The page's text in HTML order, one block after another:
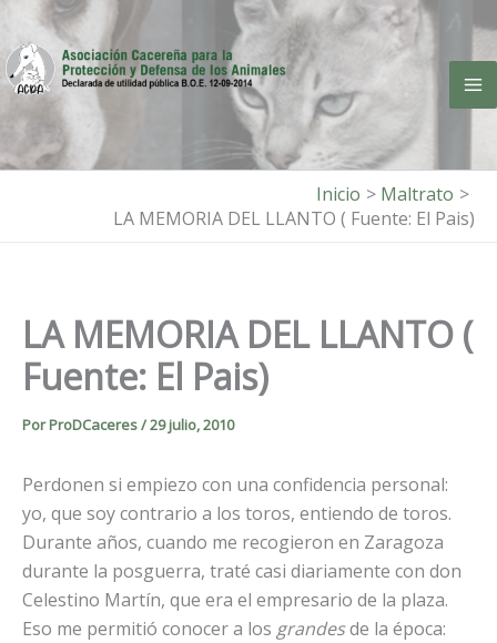
contenido
Inicio
Maltrato
LA MEMORIA DEL LLANTO ( Fuente: El Pais)
LA MEMORIA DEL LLANTO (
Fuente: El Pais)
PorProDCaceres/29 julio, 2010
Perdonen si empiezo con una confidencia personal:
yo, que soy contrario a los toros, entiendo de toros.
Durante años, cuando me recogieron en Zaragoza
durante la posguerra, traté casi diariamente con don
Celestino Martín, que era el empresario de la plaza.
Eso me permitió conocer a los grandesde la época: